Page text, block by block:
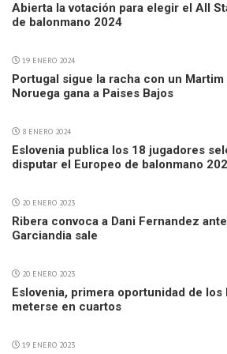
Abierta la votación para elegir el All
de balonmano 2024
19 ENERO 2024
Portugal sigue la racha con un
Noruega gana a Paises Bajos
8 ENERO 2024
Eslovenia publica los 18 jugadores
disputar el Europeo de balonmano
20 ENERO 2023
Ribera convoca a Dani Fernandez
Garciandia sale
20 ENERO 2023
Eslovenia, primera oportunidad de los
meterse en cuartos
19 ENERO 2023